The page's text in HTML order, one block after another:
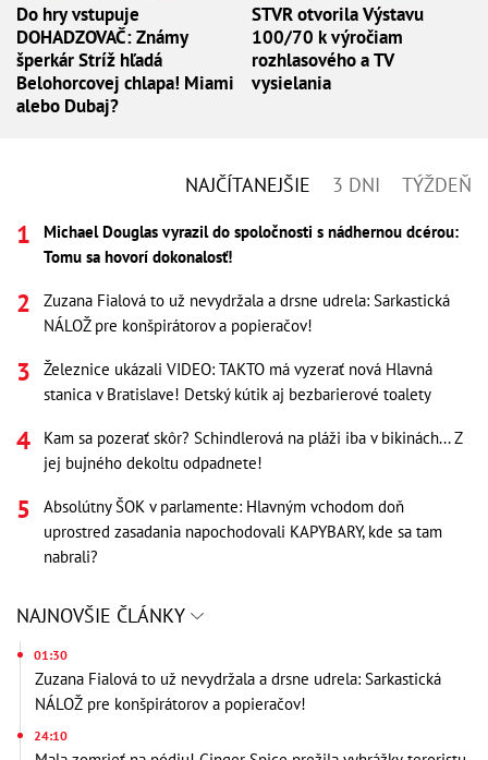
Do hry vstupuje
DOHADZOVAČ: Známy
šperkár Stríž hľadá
Belohorcovej chlapa! Miami
alebo Dubaj?
STVR otvorila Výstavu
100/70 k výročiam
rozhlasového a TV
vysielania
NAJČÍTANEJŠIE 3 DNI TÝŽDEŇ
Michael Douglas vyrazil do spoločnosti s nádhernou dcérou:
Tomu sa hovorí dokonalosť!
Zuzana Fialová to už nevydržala a drsne udrela: Sarkastická
NÁLOŽ pre konšpirátorov a popieračov!
Železnice ukázali VIDEO: TAKTO má vyzerať nová Hlavná
stanica v Bratislave! Detský kútik aj bezbarierové toalety
Kam sa pozerať skôr? Schindlerová na pláži iba v bikinách... Z
jej bujného dekoltu odpadnete!
Absolútny ŠOK v parlamente: Hlavným vchodom doň
uprostred zasadania napochodovali KAPYBARY, kde sa tam
nabrali?
NAJNOVŠIE ČLÁNKY
01:30
Zuzana Fialová to už nevydržala a drsne udrela: Sarkastická
NÁLOŽ pre konšpirátorov a popieračov!
24:10